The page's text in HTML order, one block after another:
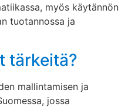
myös käytännön
tuotannossa ja
tärkeitä?
mallintamisen ja
jossa